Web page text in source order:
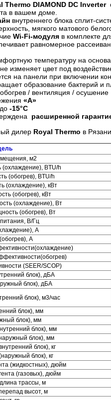
Thermo DIAMOND DC Inverter
в вашем доме.
внутреннего блока сплит-
, мягкого матового
Wi-Fi-модуля в комплекте
равномерное
температуру на
изменяет цвет под
на панели при включении
образование бактерий и
/ вентиляция / осушение
«A»
-15°С
расширенной
дилер Royal Thermo в Рязани
м2
(охлаждение), BTU/h
(обогрев), BTU/h
(охлаждение), кВт
(обогрев), кВт
(охлаждение), Вт
(обогрев), Вт
В/Гц
А
А
(SEER/SCOP)
блок), дБА
блок), дБА
блок), м3/час
блок), мм
блок), мм
блок), мм
блок), мм
блок), кг
блок), кг
(жидкостных), дюйм
(газовых), дюйм
трассы, м
высот, м